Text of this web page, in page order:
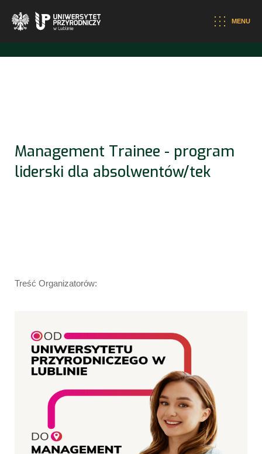
otwiera się w nowej karcie MENU
Management Trainee - program
liderski dla absolwentów/tek
Treść Organizatorów: